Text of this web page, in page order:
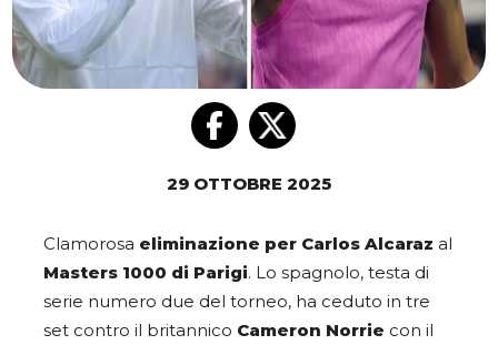
29 OTTOBRE 2025
Clamorosa eliminazione per Carlos Alcaraz al
Masters 1000 di Parigi. Lo spagnolo, testa di
serie numero due del torneo, ha ceduto in tre
set contro il britannico Cameron Norrie con il